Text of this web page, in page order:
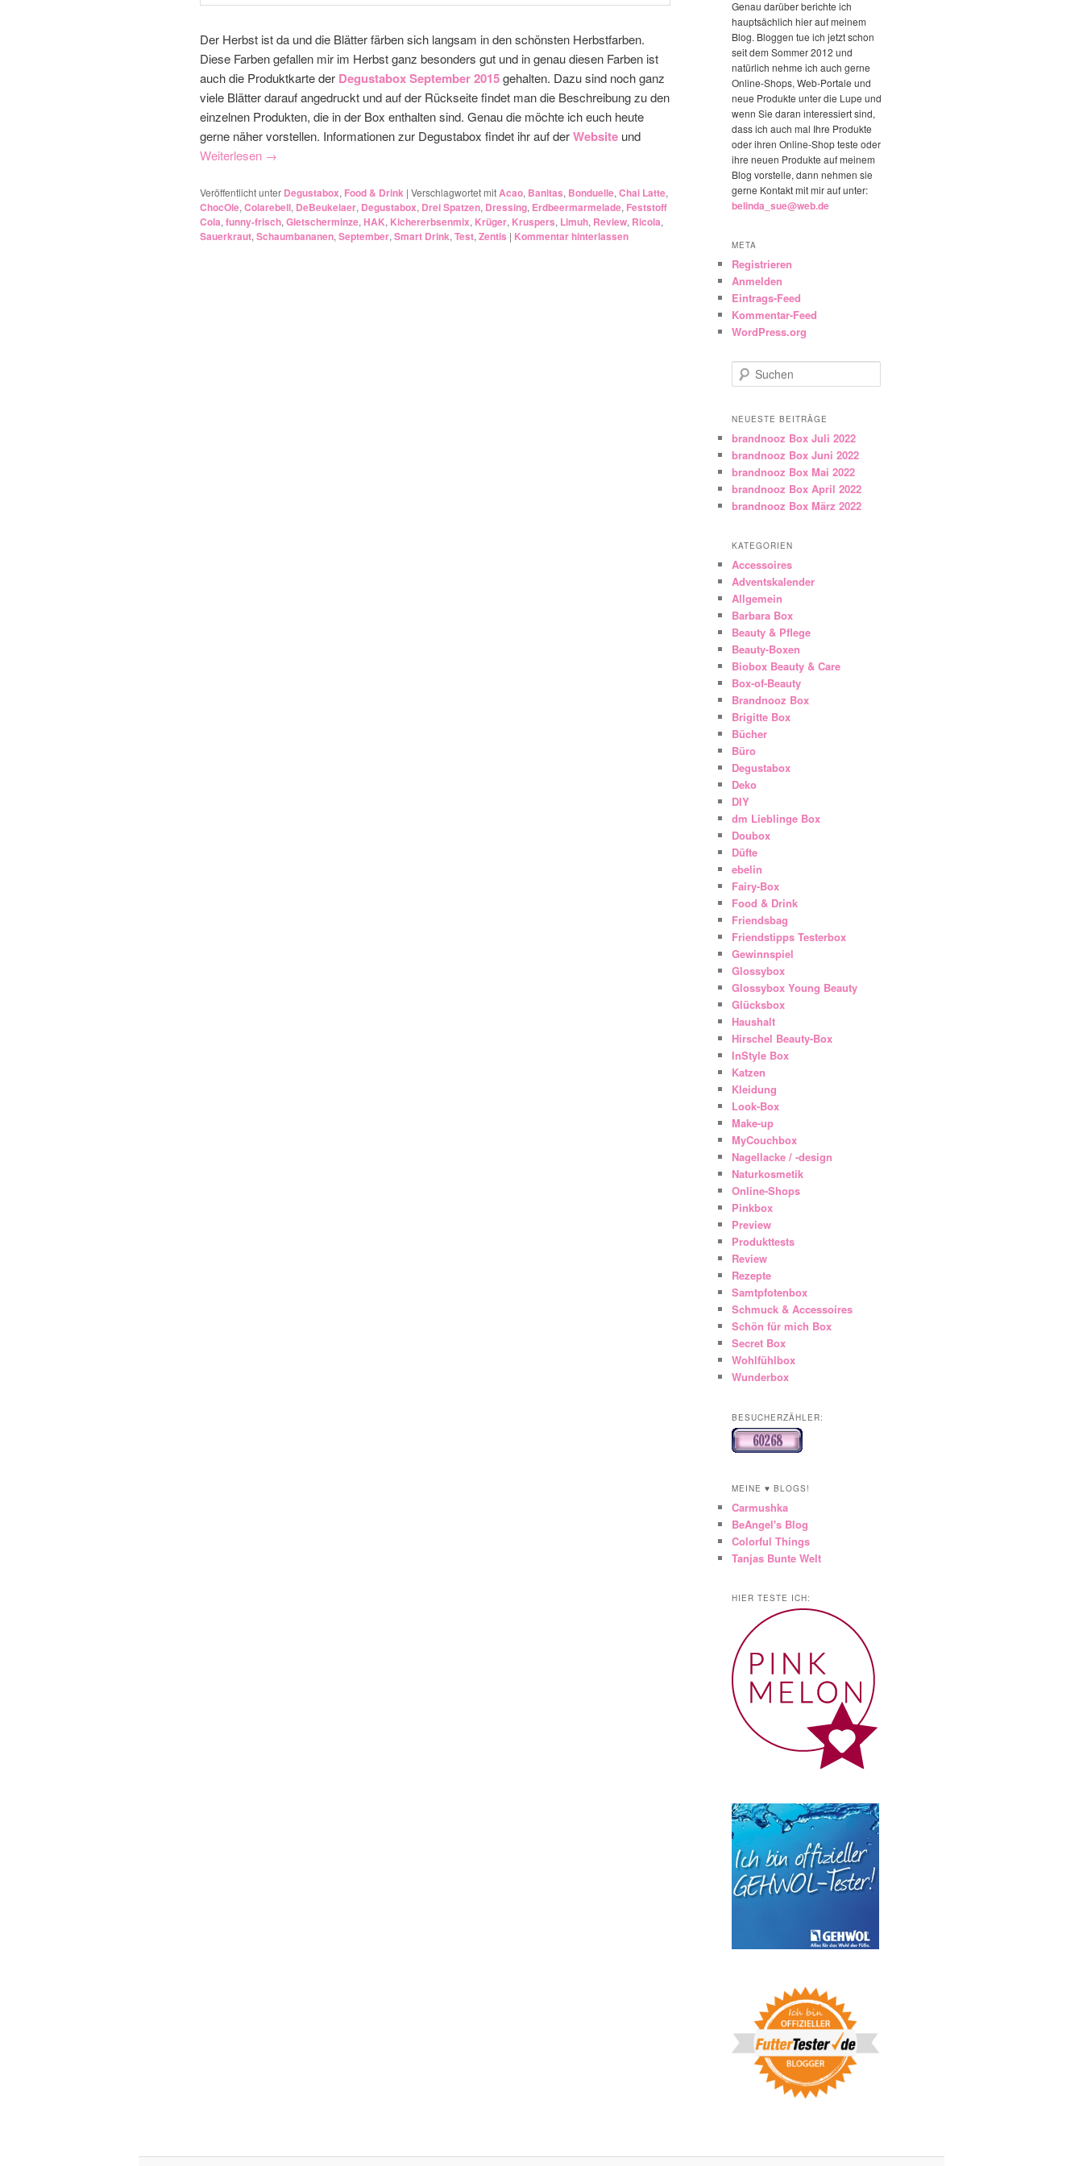
Der Herbst ist da und die Blätter färben sich langsam in den schönsten Herbstfarben.
Diese Farben gefallen mir im Herbst ganz besonders gut und in genau diesen Farben ist
auch die Produktkarte der Degustabox September 2015gehalten. Dazu sind noch ganz
viele Blätter darauf angedruckt und auf der Rückseite findet man die Beschreibung zu den
einzelnen Produkten, die in der Box enthalten sind. Genau die möchte ich euch heute
gerne näher vorstellen. Informationen zur Degustabox findet ihr auf derWebsite und
Weiterlesen →
Veröffentlicht unter Degustabox, Food & Drink | Verschlagwortet mitAcao, Banitas, Bonduelle, Chai Latte,
ChocOle, Colarebell, DeBeukelaer, Degustabox, Drei Spatzen, Dressing, Erdbeermarmelade, Feststoff
Cola, funny-frisch, Gletscherminze, HAK, Kichererbsenmix, Krüger, Kruspers, Limuh, Review, Ricola,
Sauerkraut, Schaumbananen, September, Smart Drink, Test, Zentis | Kommentar hinterlassen
Genau darüber berichte ich
hauptsächlich hier auf meinem
Blog. Bloggen tue ich jetzt schon
seit dem Sommer 2012 und
natürlich nehme ich auch gerne
Online-Shops, Web-Portale und
neue Produkte unter die Lupe und
wenn Sie daran interessiert sind,
dass ich auch mal Ihre Produkte
oder ihren Online-Shop teste oder
ihre neuen Produkte auf meinem
Blog vorstelle, dann nehmen sie
gerne Kontakt mit mir auf unter:
belinda_sue@web.de
META
Registrieren
Anmelden
Eintrags-Feed
Kommentar-Feed
WordPress.org
Suchen
NEUESTE BEITRÄGE
brandnooz Box Juli 2022
brandnooz Box Juni 2022
brandnooz Box Mai 2022
brandnooz Box April 2022
brandnooz Box März 2022
KATEGORIEN
Accessoires
Adventskalender
Allgemein
Barbara Box
Beauty & Pflege
Beauty-Boxen
Biobox Beauty & Care
Box-of-Beauty
Brandnooz Box
Brigitte Box
Bücher
Büro
Degustabox
Deko
DIY
dm Lieblinge Box
Doubox
Düfte
ebelin
Fairy-Box
Food & Drink
Friendsbag
Friendstipps Testerbox
Gewinnspiel
Glossybox
Glossybox Young Beauty
Glücksbox
Haushalt
Hirschel Beauty-Box
InStyle Box
Katzen
Kleidung
Look-Box
Make-up
MyCouchbox
Nagellacke / -design
Naturkosmetik
Online-Shops
Pinkbox
Preview
Produkttests
Review
Rezepte
Samtpfotenbox
Schmuck & Accessoires
Schön für mich Box
Secret Box
Wohlfühlbox
Wunderbox
BESUCHERZÄHLER:
MEINE ♥ BLOGS!
Carmushka
BeAngel's Blog
Colorful Things
Tanjas Bunte Welt
HIER TESTE ICH: